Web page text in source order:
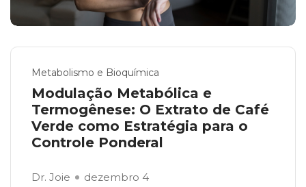
Metabolismo e Bioquímica
Modulação Metabólica e
Termogênese: O Extrato de Café
Verde como Estratégia para o
Controle Ponderal
Dr. Joie
dezembro 4